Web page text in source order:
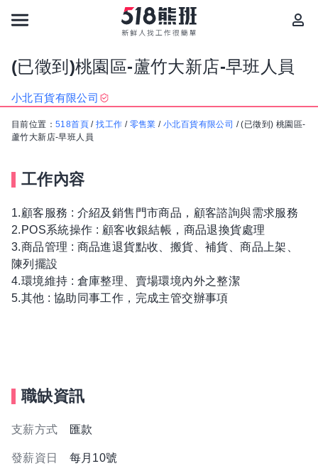
(已徵到)桃園區-蘆竹大新店-早班人員
小北百貨有限公司
目前位置： 518首頁 /找工作 / 零售業 /小北百貨有限公司 /(已徵到) 桃園區-
蘆竹大新店-早班人員
工作內容
1.顧客服務 : 介紹及銷售門市商品，顧客諮詢與需求服務
2.POS系統操作 : 顧客收銀結帳，商品退換貨處理
3.商品管理 : 商品進退貨點收、搬貨、補貨、商品上架、
陳列擺設
4.環境維持 : 倉庫整理、賣場環境內外之整潔
5.其他 : 協助同事工作，完成主管交辦事項
職缺資訊
支薪方式 匯款
發薪資日 每月10號